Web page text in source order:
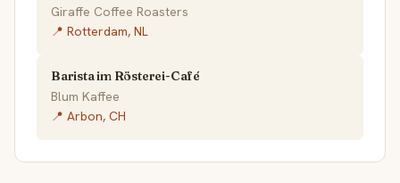
Giraffe Coffee Roasters
📍 Rotterdam, NL
Barista im Rösterei-Café
Blum Kaffee
📍 Arbon, CH